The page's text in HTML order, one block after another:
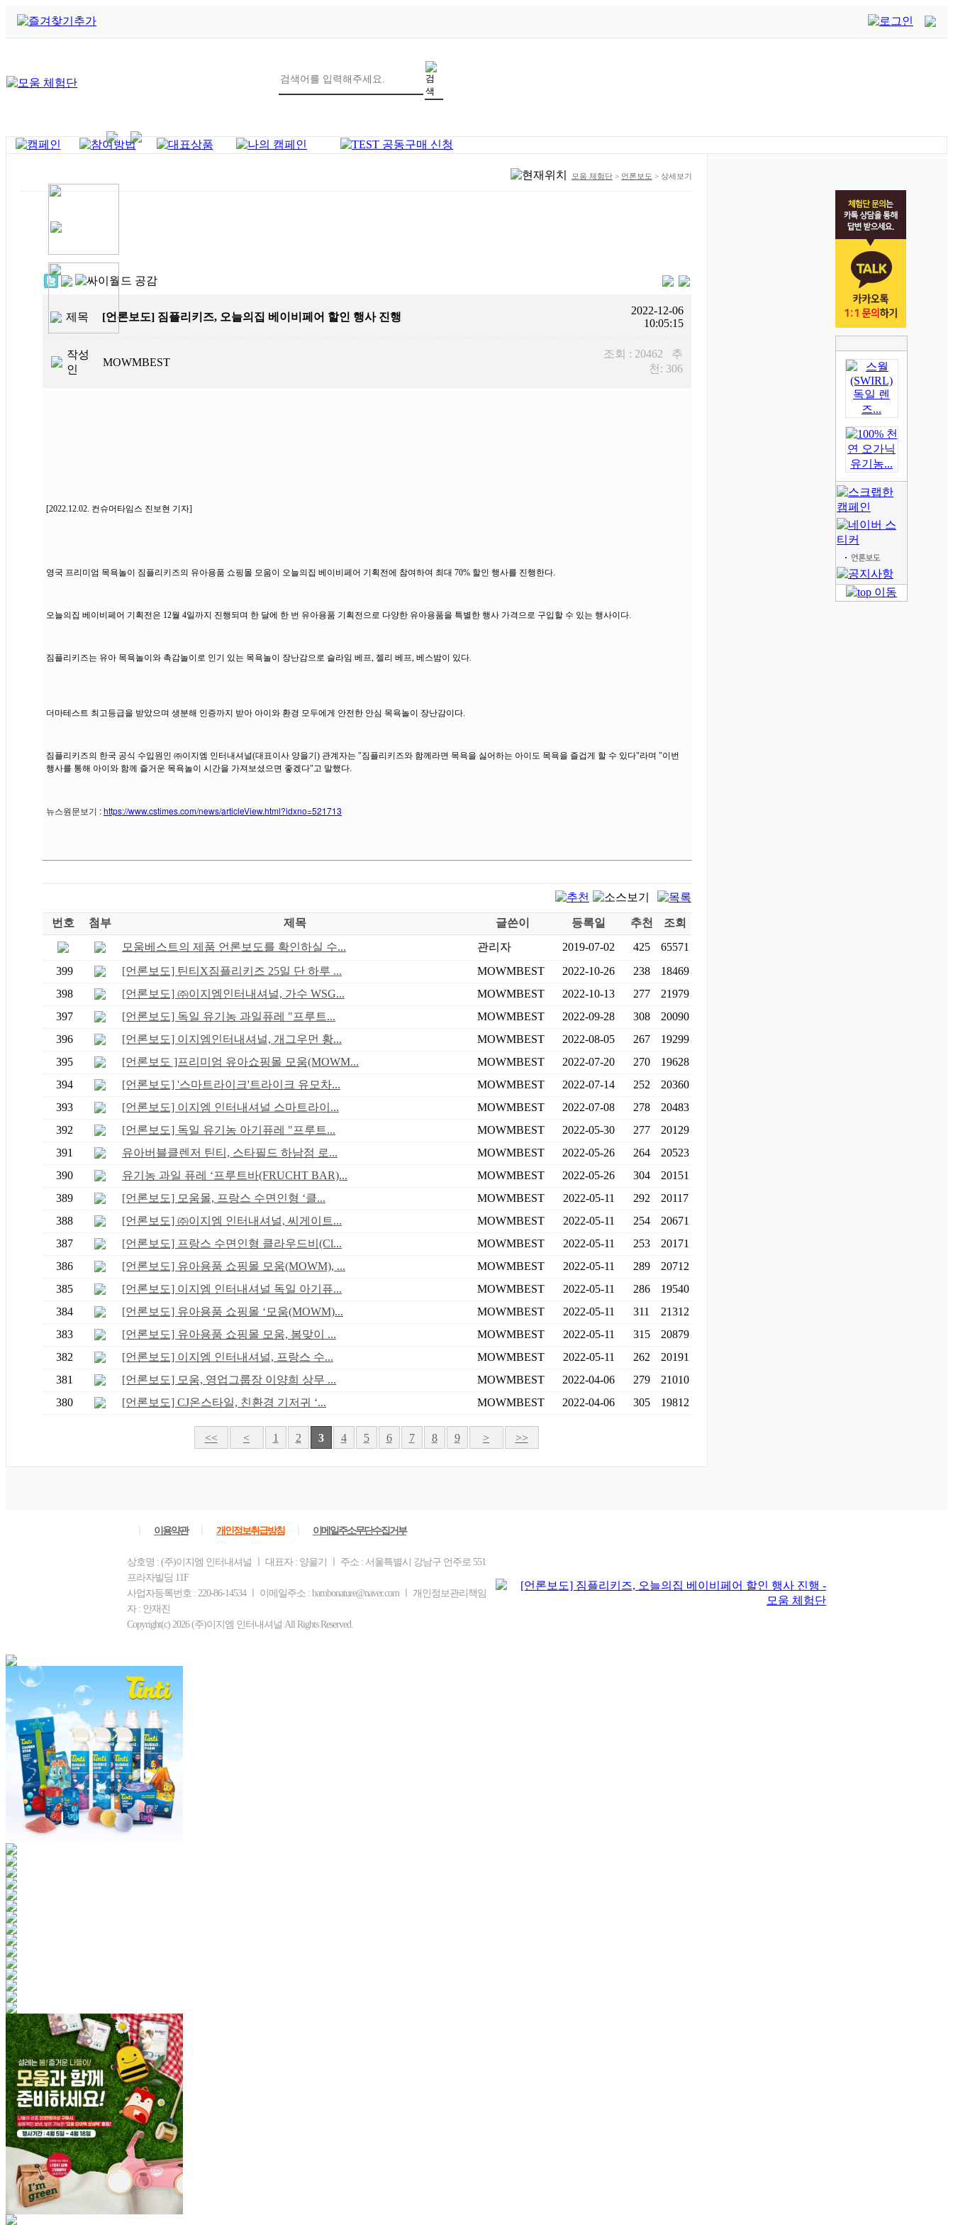
6
모움 체험단 > 언론보도 > 상세보기
제목 [언론보도] 짐플리키즈, 오늘의집 베이비페어 할인 행사 진행
2022-12-06
10:05:15
작성
인
MOWMBEST
조회 : 20462 추
천: 306
[2022.12.02. 컨슈머타임스 진보현 기자]
영국 프리미엄 목욕놀이 짐플리키즈의 유아용품 쇼핑몰 모움이 오늘의집 베이비페어 기획전에 참여하여 최대 70% 할인 행사를 진행한다.
오늘의집 베이비페어 기획전은 12월 4일까지 진행되며 한 달에 한 번 유아용품 기획전으로 다양한 유아용품을 특별한 행사 가격으로 구입할 수 있는 행사이다.
짐플리키즈는 유아 목욕놀이와 촉감놀이로 인기 있는 목욕놀이 장난감으로 슬라임 베프, 젤리 베프, 베스밤이 있다.
더마테스트 최고등급을 받았으며 생분해 인증까지 받아 아이와 환경 모두에게 안전한 안심 목욕놀이 장난감이다.
짐플리키즈의 한국 공식 수입원인 ㈜이지엠 인터내셔널(대표이사 양을기) 관계자는 "짐플리키즈와 함께라면 목욕을 싫어하는 아이도 목욕을 즐겁게 할 수 있다"라며 "이번
행사를 통해 아이와 함께 즐거운 목욕놀이 시간을 가져보셨으면 좋겠다"고 말했다.
뉴스원문보기 :https://www.cstimes.com/news/articleView.html?idxno=521713
번호 첨부 제목 글쓴이 등록일 추천
조회
모움베스트의 제품 언론보도를 확인하실 수...
관리자 2019-07-02 425
65571
399
[언론보도] 틴티X짐플리키즈 25일 단 하루 ... MOWMBEST 2022-10-26 238
18469
398
[언론보도] ㈜이지엠인터내셔널, 가수 WSG... MOWMBEST 2022-10-13 277
21979
397
[언론보도] 독일 유기농 과일퓨레 "프루트... MOWMBEST 2022-09-28 308
20090
396
[언론보도] 이지엠인터내셔널, 개그우먼 황... MOWMBEST 2022-08-05 267
19299
395
[언론보도 ]프리미엄 유아쇼핑몰 모움(MOWM... MOWMBEST 2022-07-20 270
19628
394
[언론보도] '스마트라이크'트라이크 유모차... MOWMBEST 2022-07-14 252
20360
393
[언론보도] 이지엠 인터내셔널 스마트라이... MOWMBEST 2022-07-08 278
20483
392
[언론보도] 독일 유기농 아기퓨레 "프루트... MOWMBEST 2022-05-30 277
20129
391
유아버블클렌저 틴티, 스타필드 하남점 로... MOWMBEST 2022-05-26 264
20523
390
유기농 과일 퓨레 ‘프루트바(FRUCHT BAR)... MOWMBEST 2022-05-26 304
20151
389
[언론보도] 모움몰, 프랑스 수면인형 ‘클... MOWMBEST 2022-05-11 292
20117
388
[언론보도] ㈜이지엠 인터내셔널, 씨게이트... MOWMBEST 2022-05-11 254
20671
387
[언론보도] 프랑스 수면인형 클라우드비(Cl... MOWMBEST 2022-05-11 253
20171
386
[언론보도] 유아용품 쇼핑몰 모움(MOWM), ... MOWMBEST 2022-05-11 289
20712
385
[언론보도] 이지엠 인터내셔널 독일 아기퓨... MOWMBEST 2022-05-11 286
19540
384
[언론보도] 유아용품 쇼핑몰 ‘모움(MOWM)... MOWMBEST 2022-05-11 311
21312
383
[언론보도] 유아용품 쇼핑몰 모움, 봄맞이 ... MOWMBEST 2022-05-11 315
20879
382
[언론보도] 이지엠 인터내셔널, 프랑스 수... MOWMBEST 2022-05-11 262
20191
381
[언론보도] 모움, 영업그룹장 이양희 상무 ... MOWMBEST 2022-04-06 279
21010
380
[언론보도] CJ온스타일, 친환경 기저귀 ‘... MOWMBEST 2022-04-06 305 19812
<< < 1 2 3 4 5 6 7 8 9 > >>
이용약관 개인정보취급방침 이메일주소무단수집거부
상호명 : (주)이지엠 인터내셔널 ㅣ 대표자 : 양을기 ㅣ 주소 : 서울특별시 강남구 언주로 551
프라자빌딩 11F
사업자등록번호 : 220-86-14534 ㅣ 이메일주소 : bambonature@naver.com ㅣ 개인정보관리책임
자 : 안재진
Copyright(c) 2026 (주)이지엠 인터내셔널 All Rights Reserved.